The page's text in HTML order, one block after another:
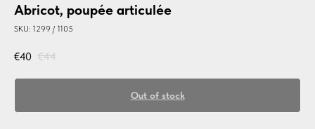
Abricot, poupée articulée
SKU: 1299 / 1105
€40 €44
Out of stock